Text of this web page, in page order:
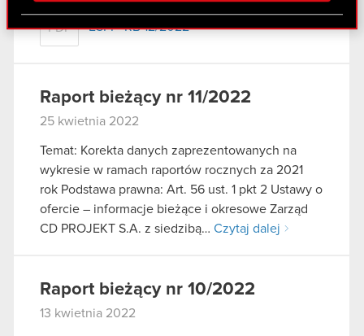
Partnerzy mogą połączyć te informacje z innymi
danymi otrzymanymi od Ciebie lub uzyskanymi
podczas korzystania z ich usług. Kontynuując
używanie plików cookie.
PDF ESPI - RB 12/2022
Raport bieżący nr 11/2022
25 kwietnia 2022
Temat: Korekta danych zaprezentowanych na
wykresie w ramach raportów rocznych za 2021
rok Podstawa prawna: Art. 56 ust. 1 pkt 2 Ustawy o
ofercie – informacje bieżące i okresowe Zarząd
CD PROJEKT S.A. z siedzibą… Czytaj dalej
Raport bieżący nr 10/2022
13 kwietnia 2022